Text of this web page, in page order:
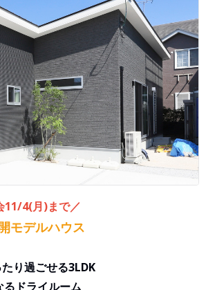
11/4(月)まで／
モデルハウス
り過ごせる3LDK
ドライルーム